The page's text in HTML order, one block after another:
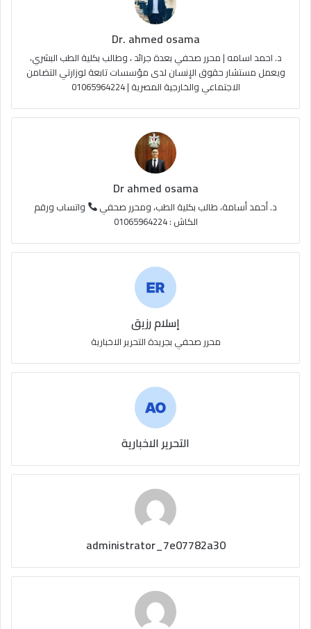
e
ا
م
ل
م
و
R
S
S
Dr. ahmed osama
د. احمد اسامه | محرر صحفي بعدة جرائد ، وطالب بكلية الطب البشري،
ويعمل مستشار حقوق الإنسان لدى مؤسسات تابعة لوزارتي التضامن
الاجتماعي والخارجية المصرية | 01065964224
Dr ahmed osama
د. أحمد أسامة، طالب بكلية الطب، ومحرر صحفي
واتساب ورقم
الكاش : 01065964224
إسلام رزيق
محرر صحفي بجريدة التحرير الاخبارية
التحرير الاخبارية
administrator_7e07782a30